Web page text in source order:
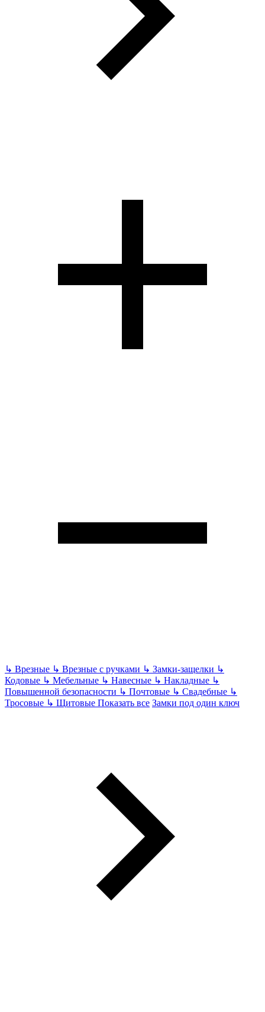
↳ Врезные ↳ Врезные с ручками ↳ Замки-защелки ↳
Кодовые ↳ Мебельные ↳ Навесные ↳ Накладные ↳
Повышенной безопасности ↳ Почтовые ↳ Свадебные ↳
Тросовые ↳ Щитовые Показать все Замки под один ключ